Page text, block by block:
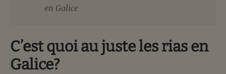
en Galice
C’est quoi au juste les rias en
Galice?